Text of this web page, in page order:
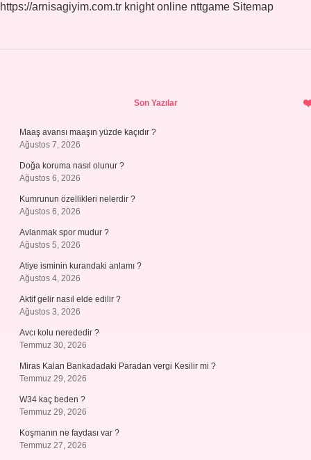
https://arnisagiyim.com.tr knight online nttgame Sitemap
Son Yazılar
Maaş avansı maaşın yüzde kaçıdır ?
Ağustos 7, 2026
Doğa koruma nasıl olunur ?
Ağustos 6, 2026
Kumrunun özellikleri nelerdir ?
Ağustos 6, 2026
Avlanmak spor mudur ?
Ağustos 5, 2026
Atiye isminin kurandaki anlamı ?
Ağustos 4, 2026
Aktif gelir nasıl elde edilir ?
Ağustos 3, 2026
Avcı kolu nerededir ?
Temmuz 30, 2026
Miras Kalan Bankadadaki Paradan vergi Kesilir mi ?
Temmuz 29, 2026
W34 kaç beden ?
Temmuz 29, 2026
Koşmanın ne faydası var ?
Temmuz 27, 2026